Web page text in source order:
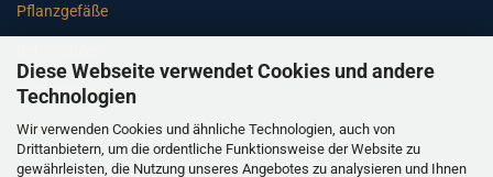
Diese Webseite verwendet Cookies und andere
Technologien
Wir verwenden Cookies und ähnliche Technologien, auch von
Drittanbietern, um die ordentliche Funktionsweise der Website zu
gewährleisten, die Nutzung unseres Angebotes zu analysieren und Ihnen
Pflanzgefäße
Gartenbänke
Pfeiler
Gartenbrunnen